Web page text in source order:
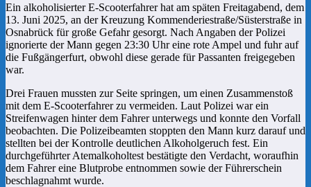
Ein alkoholisierter E-Scooterfahrer hat am späten Freitagabend, dem
13. Juni 2025, an der Kreuzung Kommenderiestraße/Süsterstraße in
Osnabrück für große Gefahr gesorgt. Nach Angaben der Polizei
ignorierte der Mann gegen 23:30 Uhr eine rote Ampel und fuhr auf
die Fußgängerfurt, obwohl diese gerade für Passanten freigegeben
war.
Drei Frauen mussten zur Seite springen, um einen Zusammenstoß
mit dem E-Scooterfahrer zu vermeiden. Laut Polizei war ein
Streifenwagen hinter dem Fahrer unterwegs und konnte den Vorfall
beobachten. Die Polizeibeamten stoppten den Mann kurz darauf und
stellten bei der Kontrolle deutlichen Alkoholgeruch fest. Ein
durchgeführter Atemalkoholtest bestätigte den Verdacht, woraufhin
dem Fahrer eine Blutprobe entnommen sowie der Führerschein
beschlagnahmt wurde.